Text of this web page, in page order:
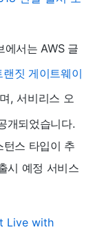
에서는 AWS 글
랜짓 게이트웨이
, 서비리스 오
개되었습니다.
스 타입이 추
시 예정 서비스
Live with